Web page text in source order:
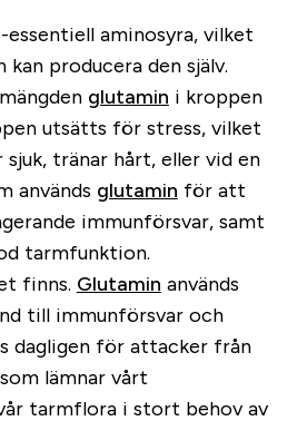
essentiell aminosyra, vilket
producera den själv.
glutamin i kroppen
utsätts för stress, vilket
sjuk, tränar hårt, eller vid en
används glutamin för att
immunförsvar, samt
tarmfunktion.
finns. Glutamin används
till immunförsvar och
dagligen för attacker från
lämnar vårt
tarmflora i stort behov av